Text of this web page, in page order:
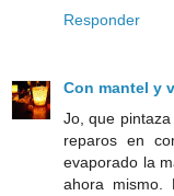
Responder
Con mantel y
Jo, que
reparos en
evaporado la
ahora mismo.